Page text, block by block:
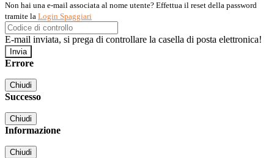
Non hai una e-mail associata al nome utente? Effettua il reset della password
tramite la Login Spaggiari
E-mail inviata, si prega di controllare la casella di posta elettronica!
Errore
Chiudi
Successo
Chiudi
Informazione
Chiudi